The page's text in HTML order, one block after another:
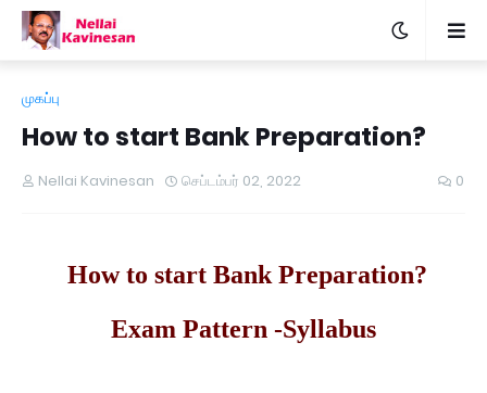
முகப்பு
How to start Bank Preparation?
Nellai Kavinesan செப்டம்பர் 02, 2022 0
How to start Bank Preparation?
Exam Pattern -Syllabus